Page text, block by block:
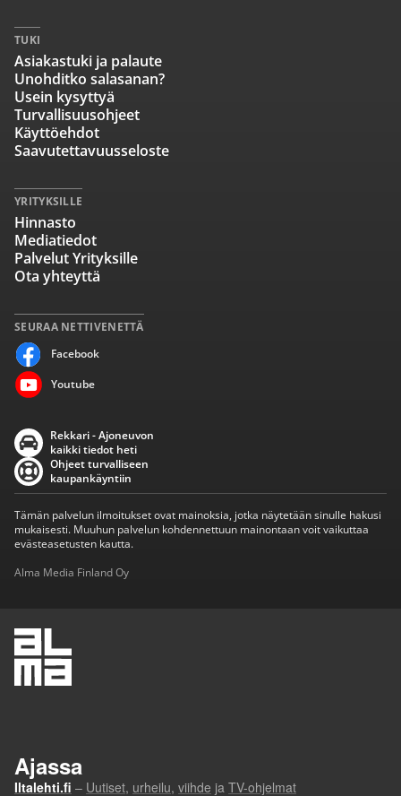
SEURAA NETTIVENETTÄ
Facebook
Youtube
TUKI
Asiakastuki ja palaute
Unohditko salasanan?
Usein kysyttyä
Turvallisuusohjeet
Käyttöehdot
Saavutettavuusseloste
YRITYKSILLE
Hinnasto
Mediatiedot
Palvelut Yrityksille
Ota yhteyttä
Rekkari - Ajoneuvon
kaikki tiedot heti
Ohjeet turvalliseen
kaupankäyntiin
Tämän palvelun ilmoitukset ovat mainoksia, jotka näytetään sinulle hakusi
mukaisesti. Muuhun palvelun kohdennettuun mainontaan voit vaikuttaa
evästeasetusten kautta.
Alma Media Finland Oy